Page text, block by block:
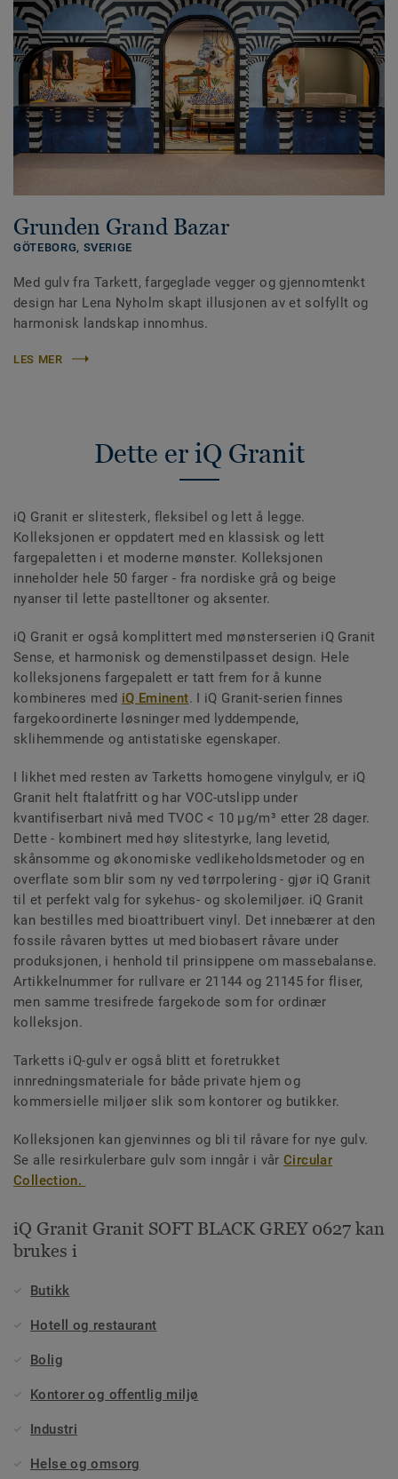
Grunden Grand Bazar
GÖTEBORG, SVERIGE
Med gulv fra Tarkett, fargeglade vegger og gjennomtenkt
design har Lena Nyholm skapt illusjonen av et solfyllt og
harmonisk landskap innomhus.
LES MER
Dette er iQ Granit
iQ Granit er slitesterk, fleksibel og lett å legge.
Kolleksjonen er oppdatert med en klassisk og lett
fargepaletten i et moderne mønster. Kolleksjonen
inneholder hele 50 farger - fra nordiske grå og beige
nyanser til lette pastelltoner og aksenter.
iQ Granit er også komplittert med mønsterserien iQ Granit
Sense, et harmonisk og demenstilpasset design. Hele
kolleksjonens fargepalett er tatt frem for å kunne
kombineres med iQ Eminent. I iQ Granit-serien finnes
fargekoordinerte løsninger med lyddempende,
sklihemmende og antistatiske egenskaper.
I likhet med resten av Tarketts homogene vinylgulv, er iQ
Granit helt ftalatfritt og har VOC-utslipp under
kvantifiserbart nivå med TVOC < 10 µg/m³ etter 28 dager.
Dette - kombinert med høy slitestyrke, lang levetid,
skånsomme og økonomiske vedlikeholdsmetoder og en
overflate som blir som ny ved tørrpolering - gjør iQ Granit
til et perfekt valg for sykehus- og skolemiljøer. iQ Granit
kan bestilles med bioattribuert vinyl. Det innebærer at den
fossile råvaren byttes ut med biobasert råvare under
produksjonen, i henhold til prinsippene om massebalanse.
Artikkelnummer for rullvare er 21144 og 21145 for fliser,
men samme tresifrede fargekode som for ordinær
kolleksjon.
Tarketts iQ-gulv er også blitt et foretrukket
innredningsmateriale for både private hjem og
kommersielle miljøer slik som kontorer og butikker.
Kolleksjonen kan gjenvinnes og bli til råvare for nye gulv.
Se alle resirkulerbare gulv som inngår i vårCircular
Collection.
iQ Granit Granit SOFT BLACK GREY 0627 kan
brukes i
Butikk
Hotell og restaurant
Bolig
Kontorer og offentlig miljø
Industri
Helse og omsorg